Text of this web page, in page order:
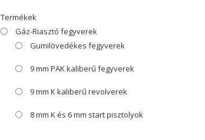
Termékek
Gáz-Riasztó fegyverek
Gumilövedékes fegyverek
9 mm PAK kaliberű fegyverek
9 mm K kaliberű revolverek
8 mm K és 6 mm start pisztolyok